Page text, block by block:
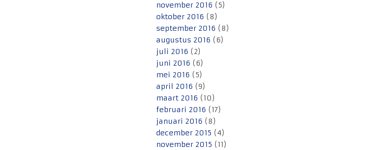
november 2016 (5)
oktober 2016 (8)
september 2016 (8)
augustus 2016 (6)
juli 2016 (2)
juni 2016 (6)
mei 2016 (5)
april 2016 (9)
maart 2016 (10)
februari 2016 (17)
januari 2016 (8)
december 2015 (4)
november 2015 (11)